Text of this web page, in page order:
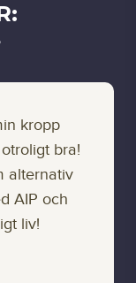
kropp
bra!
alternativ
AIP och
liv!